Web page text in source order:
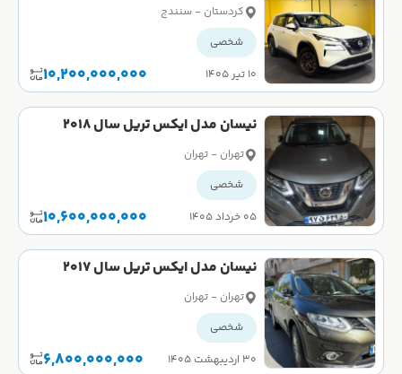
کردستان - سنندج
شخصی
۱۰ تیر ۱۴۰۵
10,200,000,000
نیسان مدل ایکس تریل سال 2018
کارکرده
تهران - تهران
شخصی
۰۵ خرداد ۱۴۰۵
10,600,000,000
نیسان مدل ایکس تریل سال 2017
کارکرده
تهران - تهران
شخصی
۳۰ اردیبهشت ۱۴۰۵
6,800,000,000